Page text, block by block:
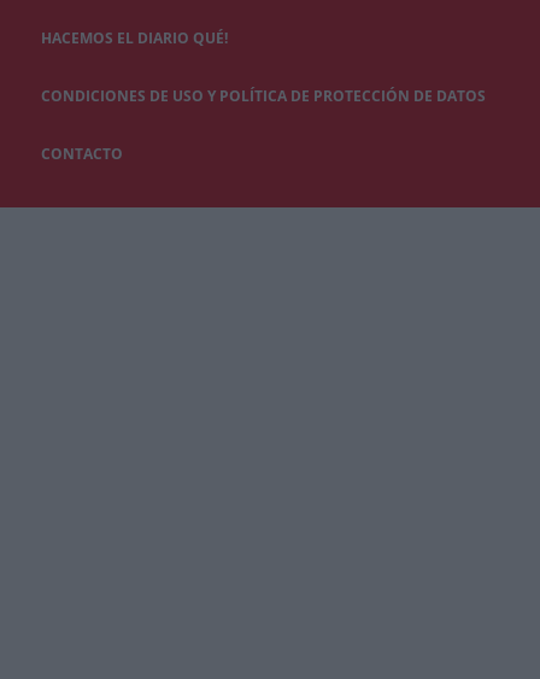
HACEMOS EL DIARIO QUÉ!
CONDICIONES DE USO Y POLÍTICA DE PROTECCIÓN DE DATOS
CONTACTO